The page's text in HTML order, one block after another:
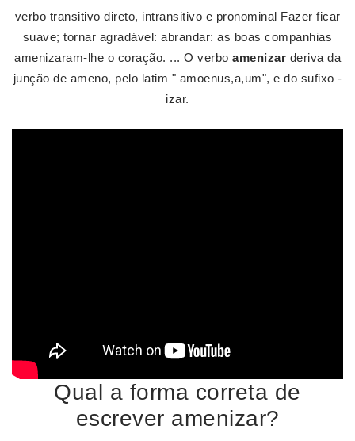
verbo transitivo direto, intransitivo e pronominal Fazer ficar
suave; tornar agradável: abrandar: as boas companhias
amenizaram-lhe o coração. ... O verbo amenizar deriva da
junção de ameno, pelo latim " amoenus,a,um", e do sufixo -
izar.
Qual a forma correta de
escrever amenizar?